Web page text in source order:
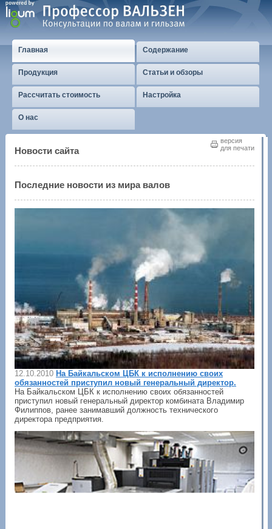
Главная Содержание
Продукция Статьи и обзоры
Рассчитать стоимость Настройка
О нас
версия
для печати
Новости сайта
Последние новости из мира валов
12.10.2010 На Байкальском ЦБК к исполнению своих
обязанностей приступил новый генеральный директор.
На Байкальском ЦБК к исполнению своих обязанностей
приступил новый генеральный директор комбината Владимир
Филиппов, ранее занимавший должность технического
директора предприятия.